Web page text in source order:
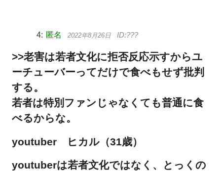
匿名 2022年8月26日
>>老害は若者文化に拒否反応示すからユ
ーチューバーってだけで食べもせず批判
する。
若者は特別ファンじゃなくても普通に食
べるからな。
youtuber ヒカル（31歳）
youtuberは若者文化ではなく、とっくの